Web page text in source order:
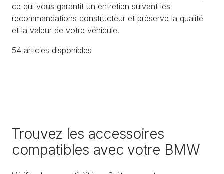
ce qui vous garantit un entretien suivant les
recommandations constructeur et préserve la qualité
et la valeur de votre véhicule.
54 articles disponibles
Trouvez les accessoires
compatibles avec votre BMW